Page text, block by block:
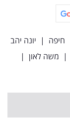
חיפה | יונה יהב
| משה לאון |